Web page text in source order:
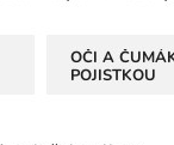
OČI A
POJISTKOU